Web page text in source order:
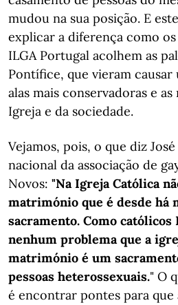
mudou na sua posição. E
explicar a diferença como
ILGA Portugal acolhem as
Pontífice, que vieram
alas mais conservadoras e
Igreja e da sociedade.
Vejamos, pois, o que diz
nacional da associação de
Novos: "Na Igreja Católica
matrimónio que é desde há
sacramento. Como católicos
nenhum problema que a
matrimónio é um
pessoas heterossexuais." O
é encontrar pontes para que